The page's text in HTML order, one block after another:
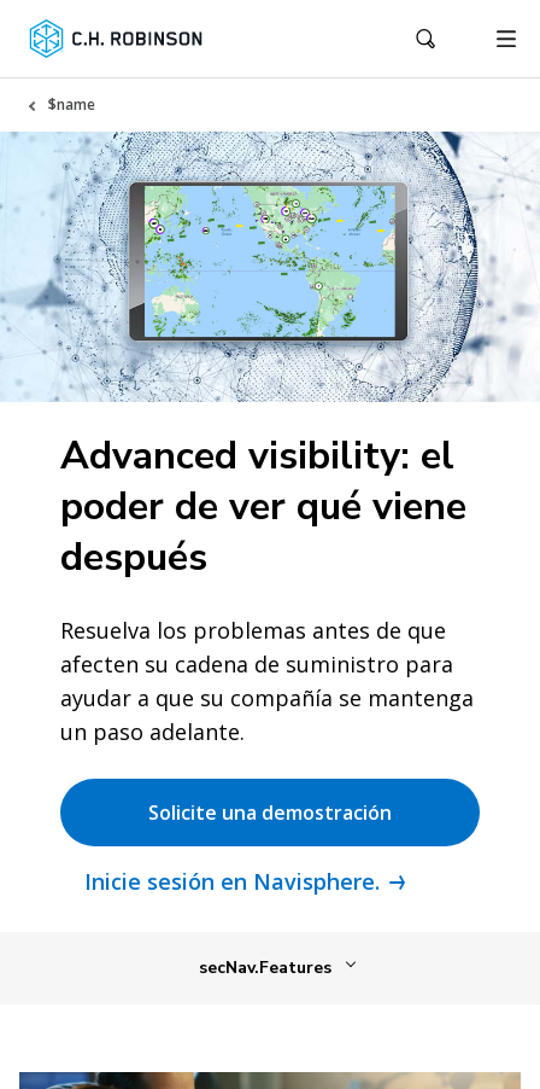
$name
Advanced visibility: el
poder de ver qué viene
después
Resuelva los problemas antes de que
afecten su cadena de suministro para
ayudar a que su compañía se mantenga
un paso adelante.
Solicite una demostración
Inicie sesión en Navisphere.
secNav.Features